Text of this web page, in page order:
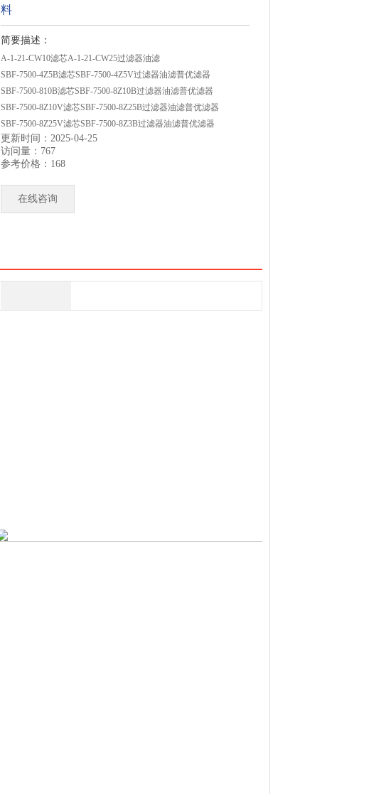
料
简要描述：
A-1-21-CW10滤芯A-1-21-CW25过滤器油滤
SBF-7500-4Z5B滤芯SBF-7500-4Z5V过滤器油滤普优滤器
SBF-7500-810B滤芯SBF-7500-8Z10B过滤器油滤普优滤器
SBF-7500-8Z10V滤芯SBF-7500-8Z25B过滤器油滤普优滤器
SBF-7500-8Z25V滤芯SBF-7500-8Z3B过滤器油滤普优滤器
SBF-7500-8Z3V滤
更新时间：2025-04-25
访问量：767
参考价格：168
在线咨询